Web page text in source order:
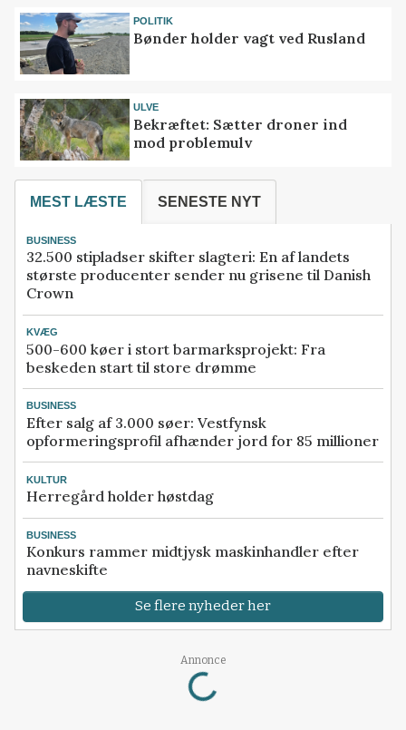
POLITIK
Bønder holder vagt ved Rusland
ULVE
Bekræftet: Sætter droner ind
mod problemulv
MEST LÆSTE SENESTE NYT
BUSINESS
32.500 stipladser skifter slagteri: En af landets
største producenter sender nu grisene til Danish
Crown
KVÆG
500-600 køer i stort barmarksprojekt: Fra
beskeden start til store drømme
BUSINESS
Efter salg af 3.000 søer: Vestfynsk
opformeringsprofil afhænder jord for 85 millioner
KULTUR
Herregård holder høstdag
BUSINESS
Konkurs rammer midtjysk maskinhandler efter
navneskifte
Se flere nyheder her
Annonce
Loading...